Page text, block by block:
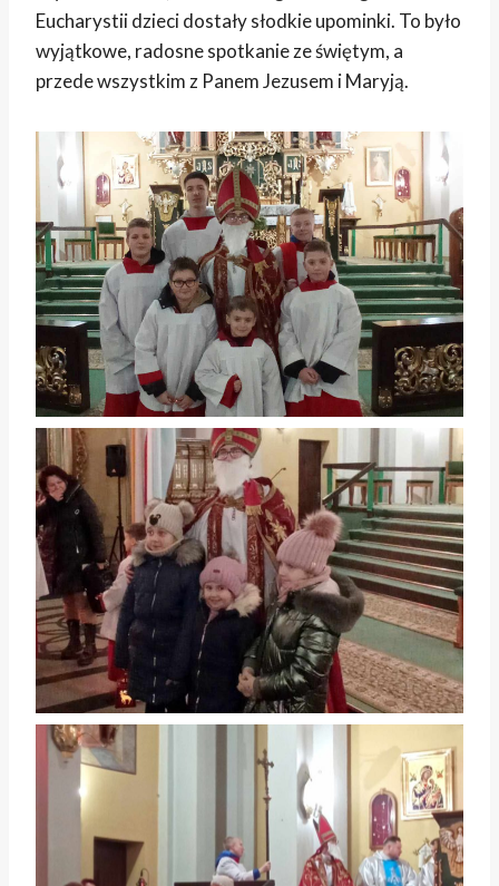
Eucharystii dzieci dostały słodkie upominki. To było
wyjątkowe, radosne spotkanie ze świętym, a
przede wszystkim z Panem Jezusem i Maryją.